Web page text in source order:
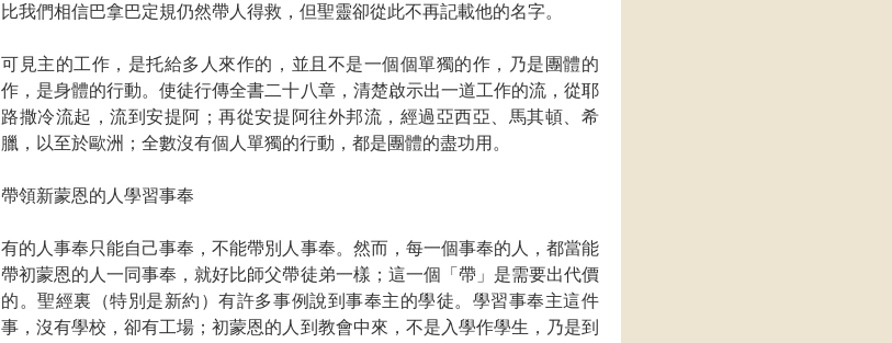
比我們相信巴拿巴定規仍然帶人得救，但聖靈卻從此不再記載他的名字。
可見主的工作，是托給多人來作的，並且不是一個個單獨的作，乃是團體的
作，是身體的行動。使徒行傳全書二十八章，清楚啟示出一道工作的流，從耶
路撒冷流起，流到安提阿；再從安提阿往外邦流，經過亞西亞、馬其頓、希
臘，以至於歐洲；全數沒有個人單獨的行動，都是團體的盡功用。
帶領新蒙恩的人學習事奉
有的人事奉只能自己事奉，不能帶別人事奉。然而，每一個事奉的人，都當能
帶初蒙恩的人一同事奉，就好比師父帶徒弟一樣；這一個「帶」是需要出代價
的。聖經裏（特別是新約）有許多事例說到事奉主的學徒。學習事奉主這件
事，沒有學校，卻有工場；初蒙恩的人到教會中來，不是入學作學生，乃是到